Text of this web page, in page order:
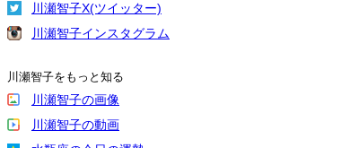
川瀬智子X(ツイッター)
川瀬智子インスタグラム
川瀬智子をもっと知る
川瀬智子の画像
川瀬智子の動画